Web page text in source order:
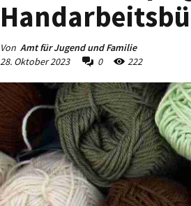
Von Amt für Jugend und Familie
28. Oktober 2023
0 222